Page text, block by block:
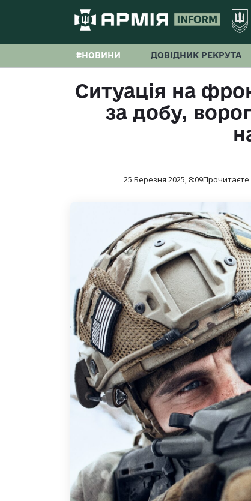
#НОВИНИ ДОВІДНИК РЕКРУТА
Ситуація на
за добу,
25 Березня 2025, 8:09Прочитаєте